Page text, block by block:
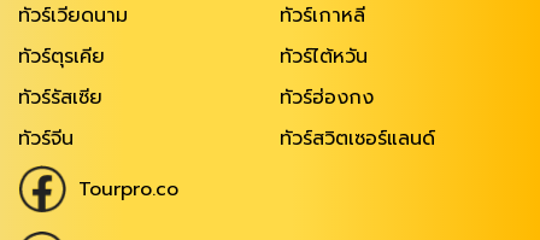
ทัวร์เวียดนาม
ทัวร์เกาหลี
ทัวร์ตุรเคีย
ทัวร์ไต้หวัน
ทัวร์รัสเซีย
ทัวร์ฮ่องกง
ทัวร์จีน
ทัวร์สวิตเซอร์แลนด์
Tourpro.co